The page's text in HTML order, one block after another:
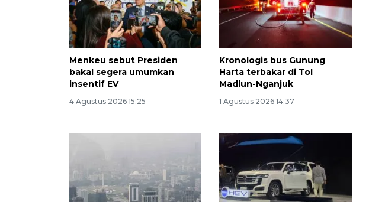
Menkeu sebut Presiden
bakal segera umumkan
insentif EV
4 Agustus 2026 15:25
Kronologis bus Gunung
Harta terbakar di Tol
Madiun-Nganjuk
1 Agustus 2026 14:37